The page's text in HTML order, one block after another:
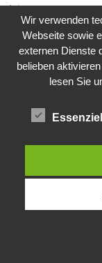
Asien
Australien
Automobil
Bild des Tages
Breaking News
Bücher
Business & Wirtschaft
Diese Website
Website stimmst du
Wir verwenden
Webseite sowie
externen Dienste
belieben
lesen Sie
Essenziell